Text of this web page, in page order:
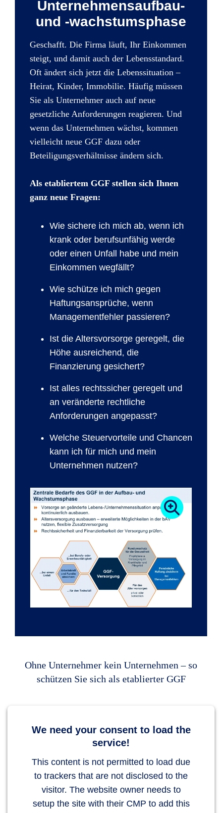
Unternehmensaufbau-
und -wachstumsphase
Geschafft. Die Firma läuft, Ihr Einkommen
steigt, und damit auch der Lebensstandard.
Oft ändert sich jetzt die Lebenssituation –
Heirat, Kinder, Immobilie. Häufig müssen
Sie als Unternehmer auch auf neue
gesetzliche Anforderungen reagieren. Und
wenn das Unternehmen wächst, kommen
vielleicht neue GGF dazu oder
Beteiligungsverhältnisse ändern sich.
Als etabliertem GGF stellen sich Ihnen
ganz neue Fragen:
Wie sichere ich mich ab, wenn ich
krank oder berufsunfähig werde
oder einen Unfall habe und mein
Einkommen wegfällt?
Wie schütze ich mich gegen
Haftungsansprüche, wenn
Managementfehler passieren?
Ist die Altersvorsorge geregelt, die
Höhe ausreichend, die
Finanzierung gesichert?
Ist alles rechtssicher geregelt und
an veränderte rechtliche
Anforderungen angepasst?
Welche Steuervorteile und Chancen
kann ich für mich und mein
Unternehmen nutzen?
Ohne Unternehmer kein Unternehmen – so
schützen Sie sich als etablierter GGF
We need your consent to load the
service!
This content is not permitted to load due
to trackers that are not disclosed to the
visitor. The website owner needs to
setup the site with their CMP to add this